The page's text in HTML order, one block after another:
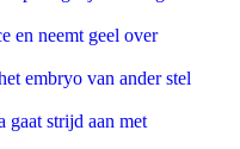
en neemt geel over
embryo van ander stel
gaat strijd aan met